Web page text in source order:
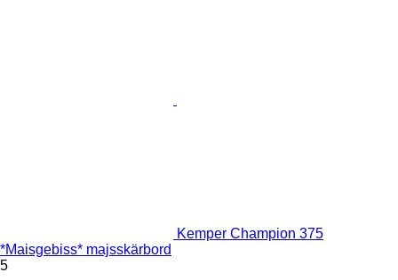
Kemper Champion 375
*Maisgebiss* majsskärbord
5